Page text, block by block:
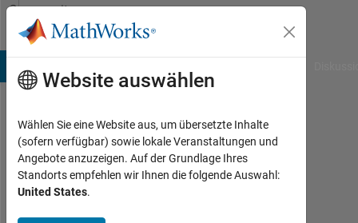
Weiter zum Inhalt
Community
Profile
gpr
Last
seen:
etwa
5
Website auswählen
Wählen Sie eine Website aus, um übersetzte Inhalte
(sofern verfügbar) sowie lokale Veranstaltungen und
Angebote anzuzeigen. Auf der Grundlage Ihres
Standorts empfehlen wir Ihnen die folgende Auswahl:
United States.